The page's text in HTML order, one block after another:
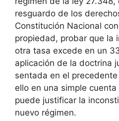
resguardo de los
Constitución Nacional
propiedad, probar que la
otra tasa excede en un
aplicación de la doctrina
sentada en el
ello en una simple
puede justificar la
nuevo régimen.